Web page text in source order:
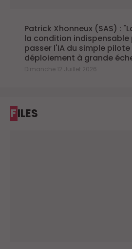
Patrick Xhonneux (SAS) :
la condition indispensable
passer l'IA du simple pilote
déploiement à grande
Dimanche 12 Juillet 2026
FILES